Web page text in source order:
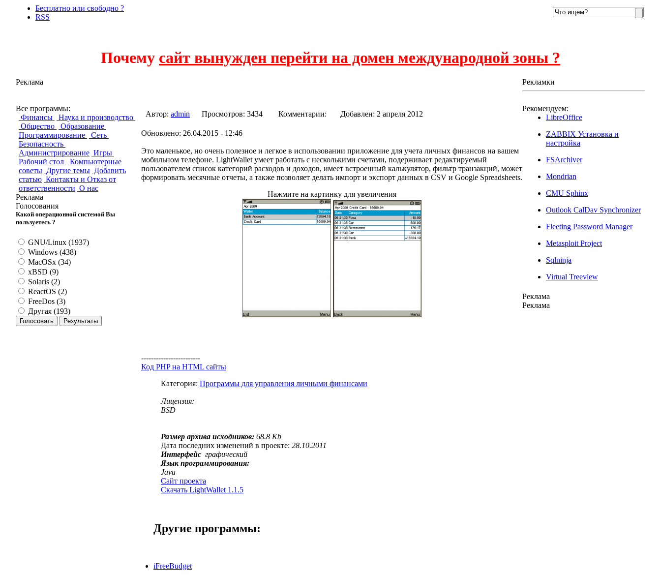
Бесплатно или свободно ?
RSS
Почему сайт вынужден перейти на домен международной зоны ?
Реклама
Все программы:
Финансы
Наука и производство
Общество
Образование
Программирование
Сеть
Безопасность
Администрирование Игры
Рабочий стол
Компьютерные
советы Другие темы Добавить
статью Контакты и Отказ от
ответственности О нас
Реклама
Голосования
Какой операционной системой Вы
пользуетесь ?
GNU/Linux (1937)
Windows (438)
MacOSx (34)
xBSD (9)
Solaris (2)
ReactOS (2)
FreeDos (3)
Другая (193)
Автор: admin Просмотров: 3434 Комментарии: Добавлен: 2 апреля 2012
Обновлено: 26.04.2015 - 12:46
Это маленькое, но очень полезное и легкое в использовании приложение для учета личных финансов на вашем
мобильном телефоне. LightWallet умеет работать с несколькими счетами, подерживает редактируемый
пользователем список категорий расходов и доходов, имеет встроенный калькулятор, фильтр транзакций, может
формировать месячные отчеты, а также позволяет делать импорт и экспорт данных в CSV и Google Spreadsheets.
Нажмите на картинку для увеличения
------------------------
Код PHP на HTML сайты
Категория: Программы для управления личными финансами
Лицензия:
BSD
Размер архива исходников: 68.8 Kb
Дата последних изменений в проекте: 28.10.2011
Интерфейс графический
Язык программирования:
Java
Сайт проекта
Скачать LightWallet 1.1.5
Другие программы:
iFreeBudget
Рекламки
Рекомендуем:
LibreOffice
ZABBIX Установка и
настройка
FSArchiver
Mondrian
CMU Sphinx
Outlook CalDav Synchronizer
Fleeting Password Manager
Metasploit Project
Sqlninja
Virtual Treeview
Реклама
Реклама